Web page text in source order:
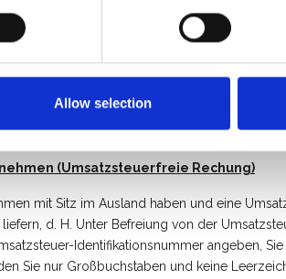
Allow selection
der Lieferung ist nur möglich, wenn der
an unserenKundenservice.
selbst abholen an unserer Abholstelle in
(Umsatzsteuerfreie Rechung)
mit Sitz im Ausland haben und eine
d. H. Unter Befreiung von der
Identifikationsnummer angeben,
Sie nur Großbuchstaben und keine